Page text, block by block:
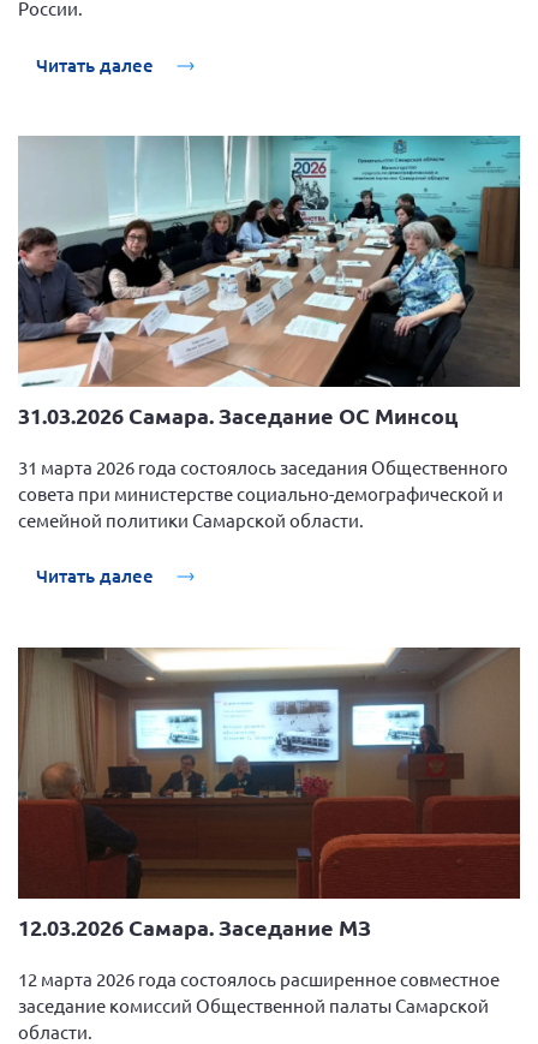
России.
Читать далее
31.03.2026 Самара. Заседание ОС Минсоц
31 марта 2026 года состоялось заседания Общественного
совета при министерстве социально-демографической и
семейной политики Самарской области.
Читать далее
12.03.2026 Самара. Заседание МЗ
12 марта 2026 года состоялось расширенное совместное
заседание комиссий Общественной палаты Самарской
области.